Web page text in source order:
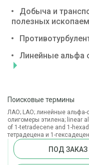
Добыча и
полезных
Линейные альфа
Поисковые термины
ЛАО; LAO; линейные
олигомеры этилена; linear
of 1-tetradecene and 1-
тетрадецена и 1-
ПОД ЗАКАЗ